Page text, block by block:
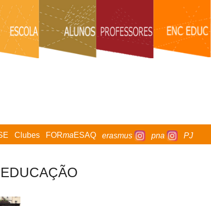
Clubes FORmaESAQ erasmus pna PJ